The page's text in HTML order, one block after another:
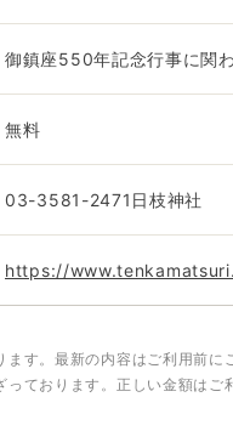
御鎮座550年記念行事に関
無料
03-3581-2471日枝神社
https://
す。最新の内容はご利用前に
ております。正しい金額はご